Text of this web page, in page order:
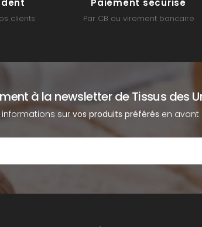
clients Par CB ou virement bancaire
à la newsletter de Tissus des
survos produits préférés en avant